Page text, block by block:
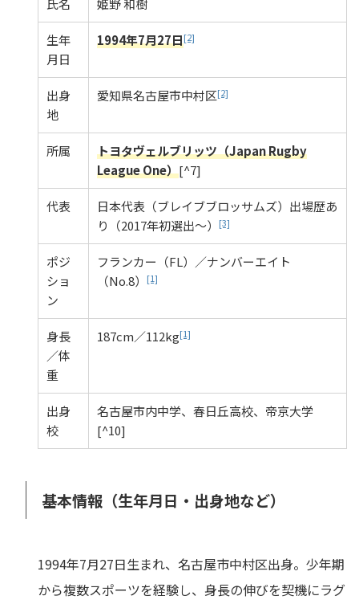
氏名 姫野 和樹
生年
月日
1994年7月27日[2]
出身
地
愛知県名古屋市中村区[2]
所属
トヨタヴェルブリッツ（Japan Rugby
League One）[^7]
代表
日本代表（ブレイブブロッサムズ）出場歴あ
り（2017年初選出〜）
[3]
ポジ
ショ
ン
フランカー（FL）／ナンバーエイト
（No.8）
[1]
身長
／体
重
187cm／112kg[1]
出身
校
名古屋市内中学、春日丘高校、帝京大学
[^10]
基本情報（生年月日・出身地など）
1994年7月27日生まれ、名古屋市中村区出身。少年期
から複数スポーツを経験し、身長の伸びを契機にラグ